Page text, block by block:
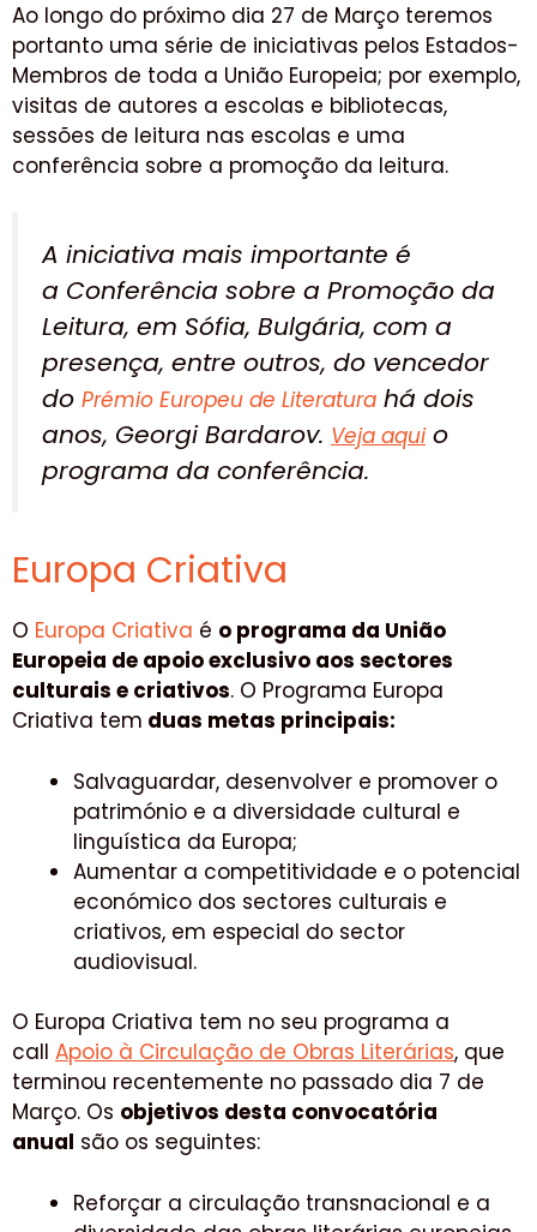
Ao longo do próximo dia 27 de Março teremos
portanto uma série de iniciativas pelos Estados-
Membros de toda a União Europeia; por exemplo,
visitas de autores a escolas e bibliotecas,
sessões de leitura nas escolas e uma
conferência sobre a promoção da leitura.
A iniciativa mais importante é
a Conferência sobre a Promoção da
Leitura, em Sófia, Bulgária, com a
presença, entre outros, do vencedor
do Prémio Europeu de Literatura há dois
anos, Georgi Bardarov. Veja aquio
programa da conferência.
Europa Criativa
O Europa Criativa é o programa da União
Europeia de apoio exclusivo aos sectores
culturais e criativos. O Programa Europa
Criativa tem duas metas principais:
Salvaguardar, desenvolver e promover o
património e a diversidade cultural e
linguística da Europa;
Aumentar a competitividade e o potencial
económico dos sectores culturais e
criativos, em especial do sector
audiovisual.
O Europa Criativa tem no seu programa a
call Apoio à Circulação de Obras Literárias, que
terminou recentemente no passado dia 7 de
Março. Os objetivos desta convocatória
anual são os seguintes:
Reforçar a circulação transnacional e a